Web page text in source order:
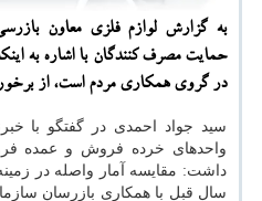
به گزارش لوازم فلزی معاون
حمایت مصرف كنندگان با اشاره به
در گروی همكاری مردم است، از
سید جواد احمدی در گفتگو با
واحدهای خرده فروش و عمده
داشت: مقایسه آمار واصله در
سال قبل با همکاری بازرسان